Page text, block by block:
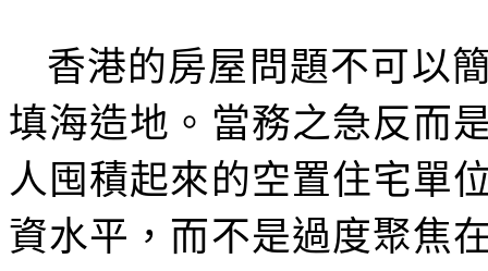
香港的房屋問題不可以
填海造地。當務之急反而
人囤積起來的空置住宅單
資水平，而不是過度聚焦